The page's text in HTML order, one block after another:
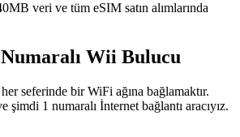
veri ve tüm eSIM satın alımlarında
Wii Bulucu
seferinde bir WiFi ağına bağlamaktır.
şimdi 1 numaralı İnternet bağlantı aracıyız.